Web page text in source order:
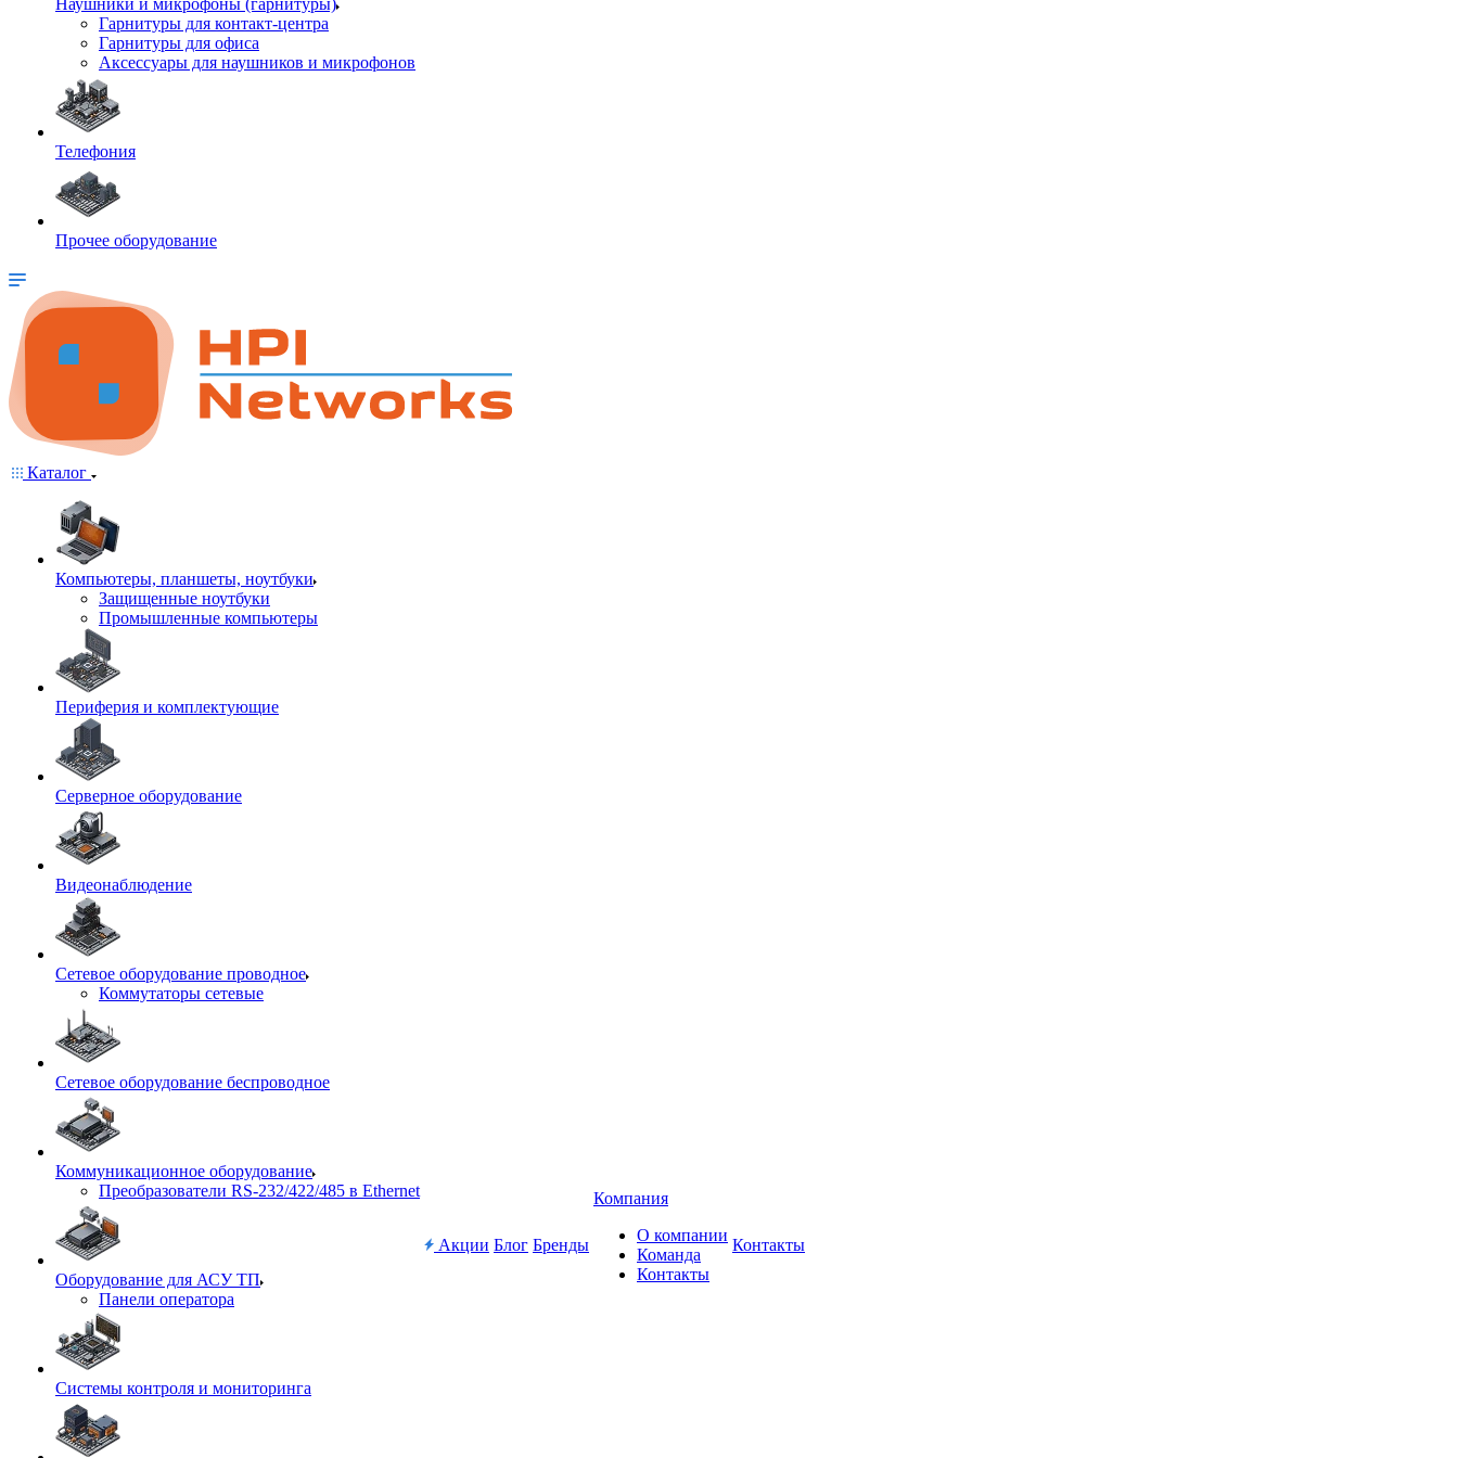
Наушники и микрофоны (гарнитуры)
Гарнитуры для контакт-центра
Гарнитуры для офиса
Аксессуары для наушников и микрофонов
Телефония
Прочее оборудование
Каталог
Компьютеры, планшеты, ноутбуки
Защищенные ноутбуки
Промышленные компьютеры
Периферия и комплектующие
Серверное оборудование
Видеонаблюдение
Сетевое оборудование проводное
Коммутаторы сетевые
Сетевое оборудование беспроводное
Коммуникационное оборудование
Преобразователи RS-232/422/485 в Ethernet
Оборудование для АСУ ТП
Панели оператора
Системы контроля и мониторинга
Акции Блог Бренды
Компания
О компании
Команда
Контакты
Контакты